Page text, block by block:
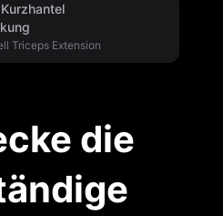
Triceps Extension
die